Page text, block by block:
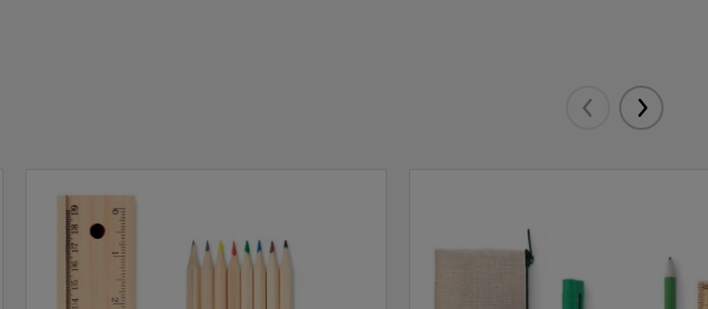
Eelmised